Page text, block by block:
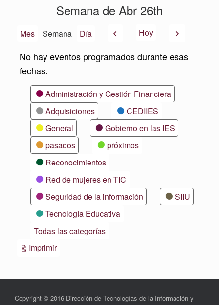
Semana de Abr 26th
Mes Semana Día AnteriorHoy Siguiente
No hay eventos programados durante esas
fechas.
CategoríasAdministración y Gestión Financiera
Adquisiciones
CEDIIES
General
Gobierno en las IES
pasados
próximos
Reconocimientos
Red de mujeres en TIC
Seguridad de la información
SIIU
Tecnología Educativa
Todas las categorías
ImprimirVistas
Copyright © 2016 Dirección de Tecnologías de la Información y